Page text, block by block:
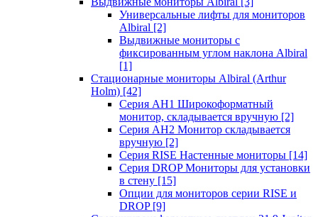
Универсальные лифты для мониторов
Albiral [2]
Выдвижные мониторы с
фиксированным углом наклона Albiral
[1]
Стационарные мониторы Albiral (Arthur
Holm) [42]
Серия AH1 Широкоформатный
монитор, складывается вручную [2]
Серия AH2 Монитор складывается
вручную [2]
Серия RISE Настенные мониторы [14]
Серия DROP Мониторы для установки
в стену [15]
Опции для мониторов серии RISE и
DROP [9]